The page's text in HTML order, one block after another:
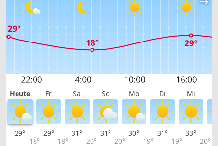
Heute Fr Sa So Mo Di Mi
29°
18°
29°
18°
31°
20°
31°
20°
30°
19°
31°
19°
33°
20°